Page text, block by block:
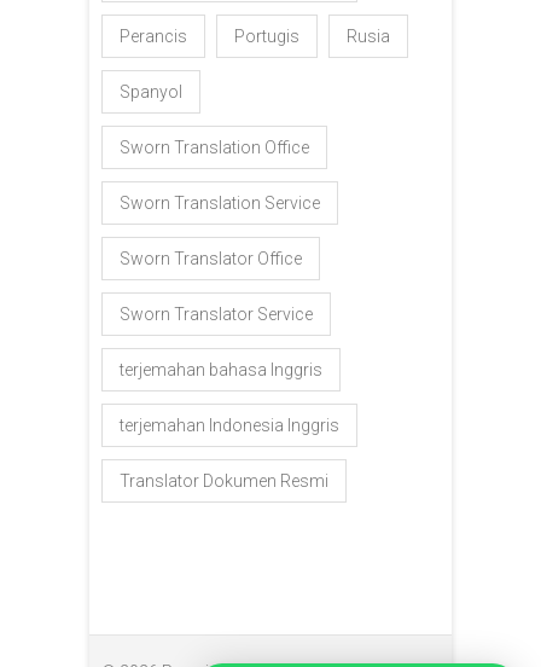
Perancis Portugis Rusia
Spanyol
Sworn Translation Office
Sworn Translation Service
Sworn Translator Office
Sworn Translator Service
terjemahan bahasa Inggris
terjemahan Indonesia Inggris
Translator Dokumen Resmi